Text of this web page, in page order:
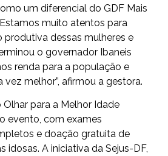
um diferencial do GDF Mais
muito atentos para
produtiva dessas mulheres e
o governador Ibaneis
renda para a população e
melhor”, afirmou a gestora.
para a Melhor Idade
evento, com exames
e doação gratuita de
idosas. A iniciativa da Sejus-DF,